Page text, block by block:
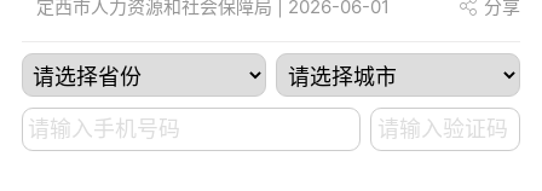
定西市人力资源和社会保障局 | 2026-06-01 分享